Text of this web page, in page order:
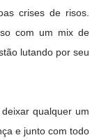
crises de risos.
com um mix de
lutando por seu
qualquer um
e junto com todo